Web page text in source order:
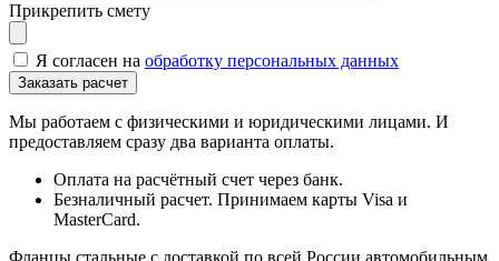
Прикрепить смету
Я согласен на обработку персональных данных
Мы работаем с физическими и юридическими лицами. И
предоставляем сразу два варианта оплаты.
Оплата на расчётный счет через банк.
Безналичный расчет. Принимаем карты Visa и
MasterCard.